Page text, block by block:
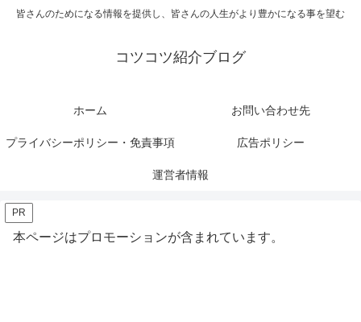
皆さんのためになる情報を提供し、皆さんの人生がより豊かになる事を望む
コツコツ紹介ブログ
ホーム お問い合わせ先
プライバシーポリシー・免責事項 広告ポリシー
運営者情報
PR
本ページはプロモーションが含まれています。